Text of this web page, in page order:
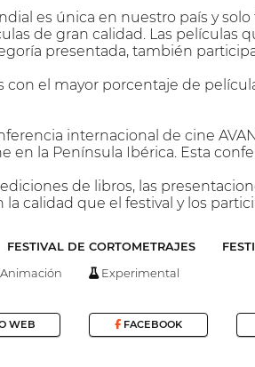
es única en nuestro país y
de gran calidad. Las películas
presentada, también
con el mayor porcentaje de
internacional de cine
en la Península Ibérica. Esta
de libros, las
la calidad que el festival y los
FESTIVAL DE CORTOMETRAJES
Animación Experimental
WEB FACEBOOK